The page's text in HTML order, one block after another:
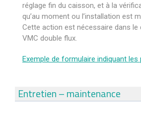
réglage fin du caisson, et à la
qu’au moment ou l’installation est
Cette action est nécessaire dans le
VMC double flux.
Exemple de formulaire indiquant
Entretien – maintenance